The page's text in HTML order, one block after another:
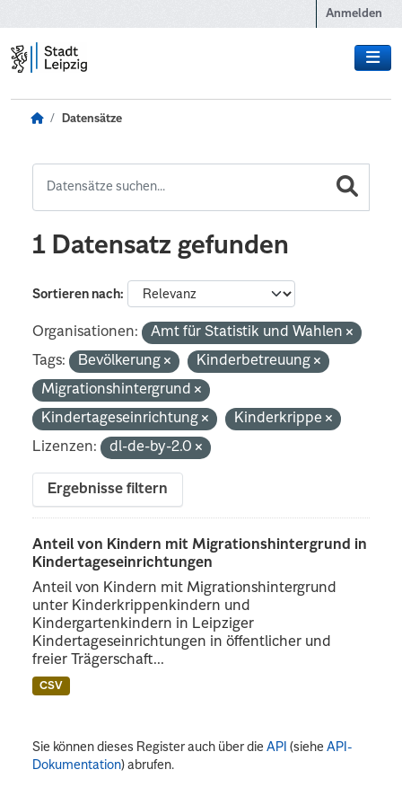
Anmelden
Datensätze
1 Datensatz gefunden
Sortieren nach
Organisationen:
Amt für Statistik und Wahlen
Tags:
Bevölkerung
Kinderbetreuung
Migrationshintergrund
Kindertageseinrichtung
Kinderkrippe
Lizenzen:
dl-de-by-2.0
Ergebnisse filtern
Anteil von Kindern mit Migrationshintergrund in
Kindertageseinrichtungen
Anteil von Kindern mit Migrationshintergrund
unter Kinderkrippenkindern und
Kindergartenkindern in Leipziger
Kindertageseinrichtungen in öffentlicher und
freier Trägerschaft...
CSV
Sie können dieses Register auch über dieAPI (sieheAPI-
Dokumentation) abrufen.